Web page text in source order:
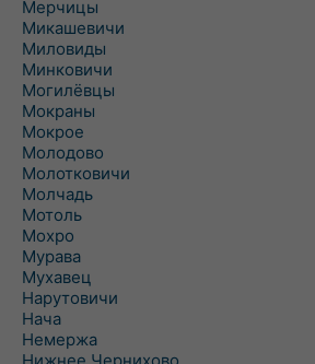
Мерчицы
Микашевичи
Миловиды
Минковичи
Могилёвцы
Мокраны
Мокрое
Молодово
Молотковичи
Молчадь
Мотоль
Мохро
Мурава
Мухавец
Нарутовичи
Нача
Немержа